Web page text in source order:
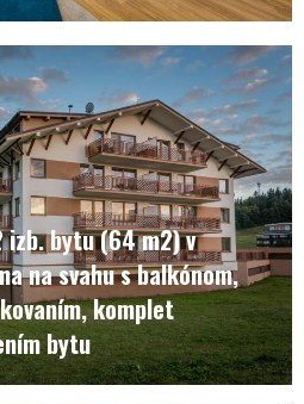
izb. bytu (64 m2) v
na svahu s balkónom,
komplet
bytu